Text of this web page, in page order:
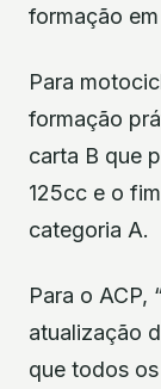
formação
Para
formação
carta B que
125cc e o
categoria A.
Para o ACP,
atualização
que todos